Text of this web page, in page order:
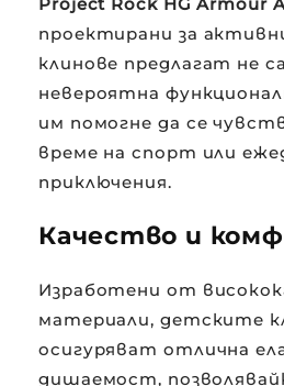
проектирани за
клинове предлагат не
невероятна
им помогне да се
време на спорт или
приключения.
Качество и
Изработени от
материали, детските
осигуряват отлична
дишаемост,